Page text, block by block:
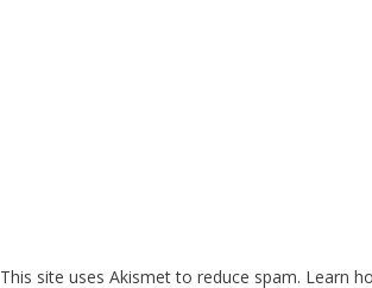
This site uses Akismet to reduce spam. Learn